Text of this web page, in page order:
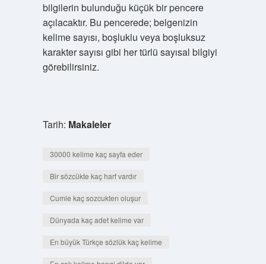
bilgilerin bulunduğu küçük bir pencere
açılacaktır. Bu pencerede; belgenizin
kelime sayısı, boşluklu veya boşluksuz
karakter sayısı gibi her türlü sayısal bilgiyi
görebilirsiniz.
Tarih: Makaleler
30000 kelime kaç sayfa eder
Bir sözcükte kaç harf vardır
Cumle kaç sozcukten oluşur
Dünyada kaç adet kelime var
En büyük Türkçe sözlük kaç kelime